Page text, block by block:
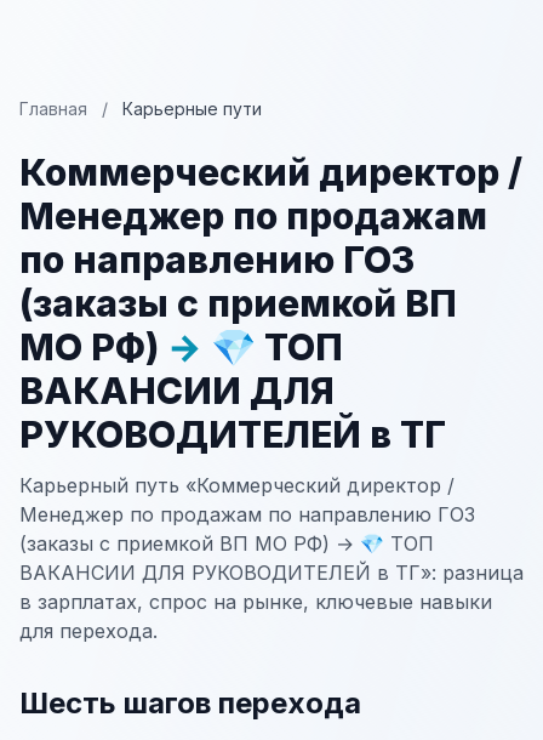
Главная / Карьерные пути
Коммерческий директор /
Менеджер по продажам
по направлению ГОЗ
(заказы с приемкой ВП
МО РФ) → 💎 ТОП
ВАКАНСИИ ДЛЯ
РУКОВОДИТЕЛЕЙ в ТГ
Карьерный путь «Коммерческий директор /
Менеджер по продажам по направлению ГОЗ
(заказы с приемкой ВП МО РФ) → 💎 ТОП
ВАКАНСИИ ДЛЯ РУКОВОДИТЕЛЕЙ в ТГ»: разница
в зарплатах, спрос на рынке, ключевые навыки
для перехода.
Шесть шагов перехода